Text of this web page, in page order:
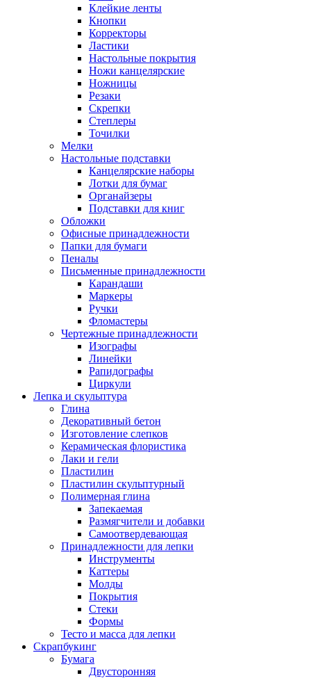
Клейкие ленты
Кнопки
Корректоры
Ластики
Настольные покрытия
Ножи канцелярские
Ножницы
Резаки
Скрепки
Степлеры
Точилки
Мелки
Настольные подставки
Канцелярские наборы
Лотки для бумаг
Органайзеры
Подставки для книг
Обложки
Офисные принадлежности
Папки для бумаги
Пеналы
Письменные принадлежности
Карандаши
Маркеры
Ручки
Фломастеры
Чертежные принадлежности
Изографы
Линейки
Рапидографы
Циркули
Лепка и скульптура
Глина
Декоративный бетон
Изготовление слепков
Керамическая флористика
Лаки и гели
Пластилин
Пластилин скульптурный
Полимерная глина
Запекаемая
Размягчители и добавки
Самоотвердевающая
Принадлежности для лепки
Инструменты
Каттеры
Молды
Покрытия
Стеки
Формы
Тесто и масса для лепки
Скрапбукинг
Бумага
Двусторонняя